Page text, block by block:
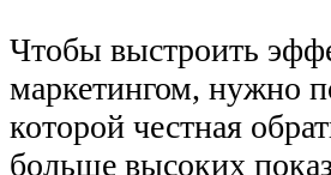
Чтобы выстроить
маркетингом, нужно
которой честная
больше высоких